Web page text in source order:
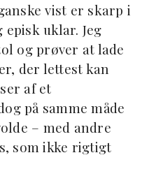
vist er skarp i
uklar. Jeg
og prøver at lade
der lettest kan
af et
på samme måde
– med andre
som ikke rigtigt